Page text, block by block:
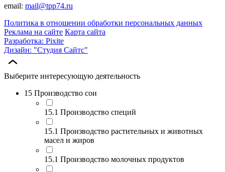
email: mail@tpp74.ru
Политика в отношении обработки персональных данных
Реклама на сайте Карта сайта
Разработка: Pixite
Дизайн: "Студия Сайтс"
Выберите интересующую деятельность
15 Производство сои
15.1 Производство специй
15.1 Производство растительных и животных
масел и жиров
15.1 Производство молочных продуктов